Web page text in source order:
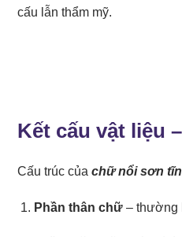
cấu lẫn thẩm mỹ.
Kết cấu vật liệu
Cấu trúc của chữ nổi sơn
Phần thân chữ– thường